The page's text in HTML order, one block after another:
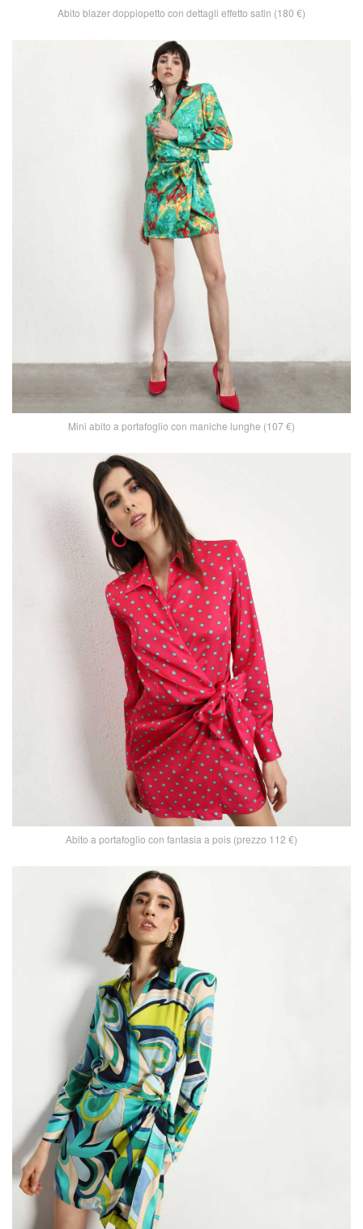
Abito blazer doppiopetto con dettagli effetto satin (180 €)
Mini abito a portafoglio con maniche lunghe (107 €)
Abito a portafoglio con fantasia a pois (prezzo 112 €)